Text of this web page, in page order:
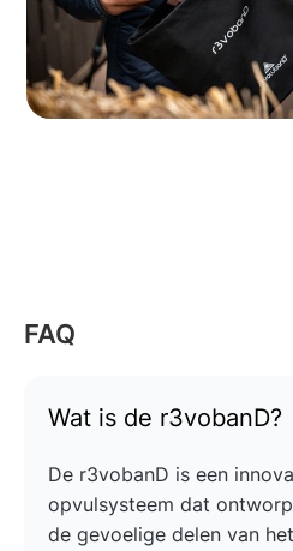
FAQ
Wat is de r3vobanD?
De r3vobanD is een
opvulsysteem dat
de gevoelige delen van